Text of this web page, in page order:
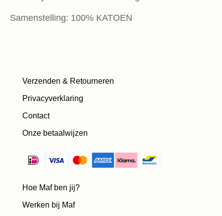
Samenstelling: 100% KATOEN
Verzenden & Retourneren
Privacyverklaring
Contact
Onze betaalwijzen
Hoe Maf ben jij?
Werken bij Maf